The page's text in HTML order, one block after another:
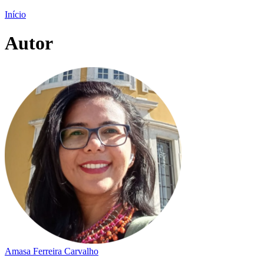
Início
Autor
Amasa Ferreira Carvalho